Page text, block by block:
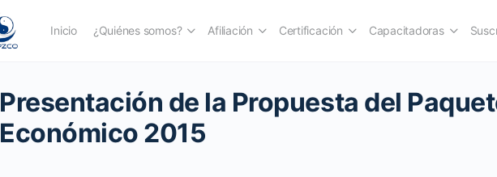
Inicio ¿Quiénes somos? Afiliación Certificación Capacitadoras
Presentación de la Propuesta del
Económico 2015